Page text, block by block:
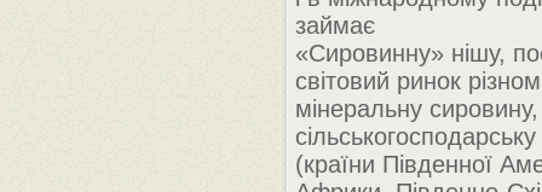
займає
«Сировинну» нішу,
світовий ринок
мінеральну сировину,
(країни Південної